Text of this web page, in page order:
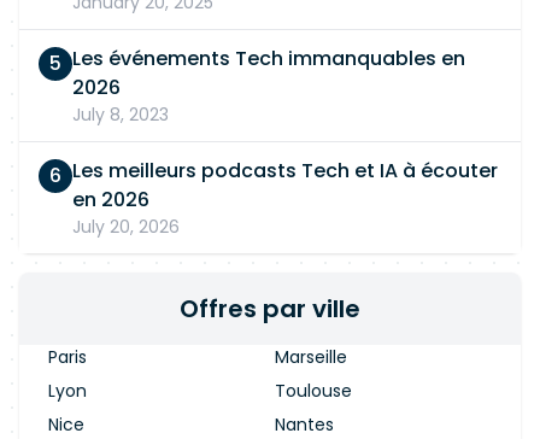
Les événements Tech immanquables en
2026
July 8, 2023
Les meilleurs podcasts Tech et IA à écouter
en 2026
July 20, 2026
Offres par ville
Paris
Marseille
Lyon
Toulouse
Nice
Nantes